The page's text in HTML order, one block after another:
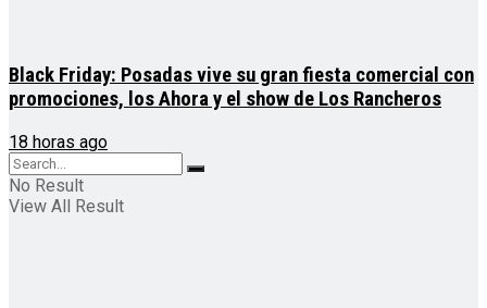
Black Friday: Posadas vive su gran fiesta comercial con
promociones, los Ahora y el show de Los Rancheros
18 horas ago
No Result
View All Result